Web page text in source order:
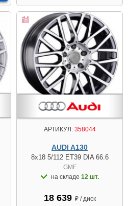
АРТИКУЛ:358044
AUDI A130
8x18 5/112 ET39 DIA 66.6
GMF
на складе 12 шт.
18 639 ₽ / диск